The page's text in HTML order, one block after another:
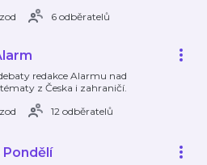
6 odběratelů
redakce Alarmu nad
z Česka i zahraničí.
12 odběratelů
Pondělí